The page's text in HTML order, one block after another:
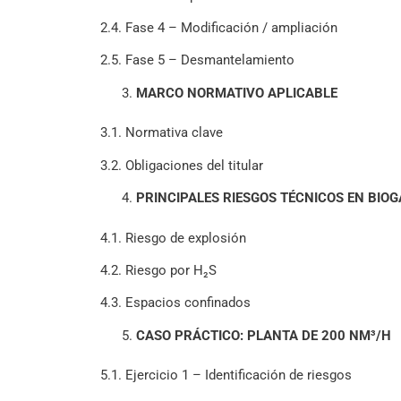
2.4. Fase 4 – Modificación / ampliación
2.5. Fase 5 – Desmantelamiento
MARCO NORMATIVO APLICABLE
3.1. Normativa clave
3.2. Obligaciones del titular
PRINCIPALES RIESGOS TÉCNICOS EN
4.1. Riesgo de explosión
4.2. Riesgo por H₂S
4.3. Espacios confinados
CASO PRÁCTICO: PLANTA DE 200 NM³/H
5.1. Ejercicio 1 – Identificación de riesgos